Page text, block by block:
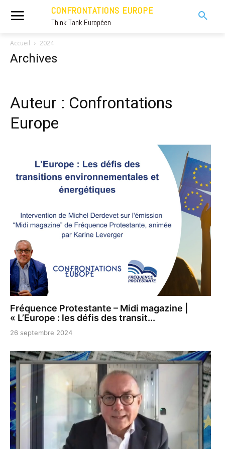
CONFRONTATIONS EUROPE
Think Tank Européen
Accueil 2024
Archives
Auteur : Confrontations
Europe
Fréquence Protestante – Midi magazine |
« L’Europe : les défis des transit...
26 septembre 2024